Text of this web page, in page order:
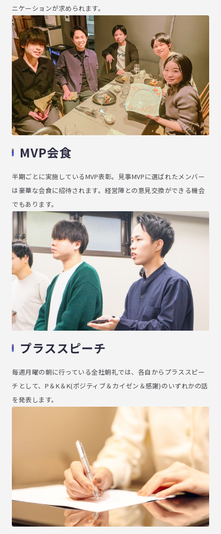
ニケーションが求められます。
MVP会食
半期ごとに実施しているMVP表彰。見事MVPに選ばれたメンバー
は豪華な会食に招待されます。経営陣との意見交換ができる機会
でもあります。
プラススピーチ
毎週月曜の朝に行っている全社朝礼では、各自からプラススピー
チとして、P＆K＆K(ポジティブ＆カイゼン＆感謝)のいずれかの話
を発表します。